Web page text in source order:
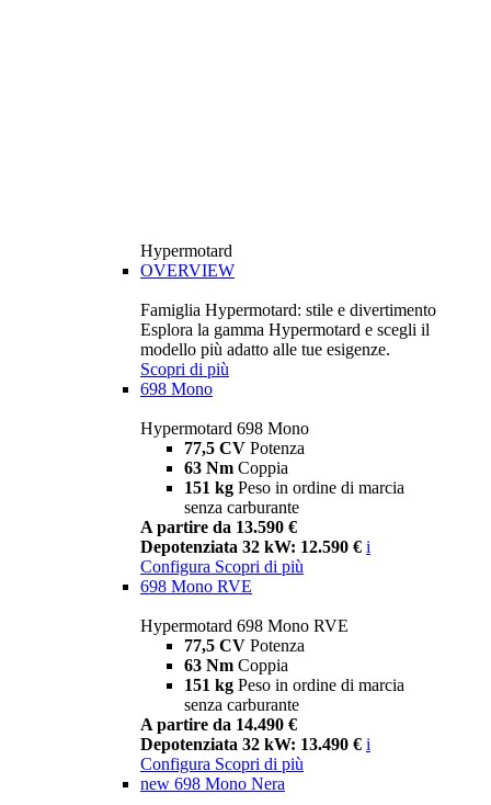
Hypermotard
OVERVIEW
Famiglia Hypermotard: stile e divertimento
Esplora la gamma Hypermotard e scegli il
modello più adatto alle tue esigenze.
Scopri di più
698 Mono
Hypermotard 698 Mono
77,5 CV Potenza
63 Nm Coppia
151 kg Peso in ordine di marcia
senza carburante
A partire da 13.590 €
Depotenziata 32 kW: 12.590 € i
Configura Scopri di più
698 Mono RVE
Hypermotard 698 Mono RVE
77,5 CV Potenza
63 Nm Coppia
151 kg Peso in ordine di marcia
senza carburante
A partire da 14.490 €
Depotenziata 32 kW: 13.490 € i
Configura Scopri di più
new 698 Mono Nera